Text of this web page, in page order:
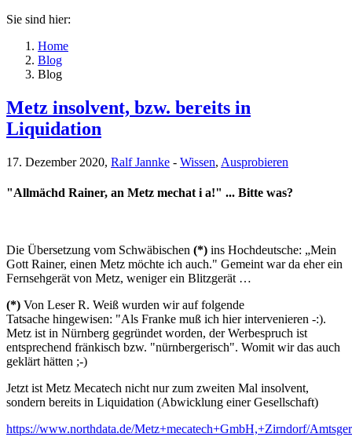
Sie sind hier:
Home
Blog
Blog
Metz insolvent, bzw. bereits in
Liquidation
17. Dezember 2020, Ralf Jannke - Wissen, Ausprobieren
"Allmächd Rainer, an Metz mechat i a!" ... Bitte was?
Die Übersetzung vom Schwäbischen (*) ins Hochdeutsche: „Mein
Gott Rainer, einen Metz möchte ich auch." Gemeint war da eher ein
Fernsehgerät von Metz, weniger ein Blitzgerät …
(*) Von Leser R. Weiß wurden wir auf folgende
Tatsache hingewisen: "Als Franke muß ich hier intervenieren -:).
Metz ist in Nürnberg gegründet worden, der Werbespruch ist
entsprechend fränkisch bzw. "nürnbergerisch". Womit wir das auch
geklärt hätten ;-)
Jetzt ist Metz Mecatech nicht nur zum zweiten Mal insolvent,
sondern bereits in Liquidation (Abwicklung einer Gesellschaft)
https://www.northdata.de/Metz+mecatech+GmbH,+Zirndorf/